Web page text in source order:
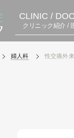
CLINIC /
クリニック紹介 /
婦人科 性交痛外来